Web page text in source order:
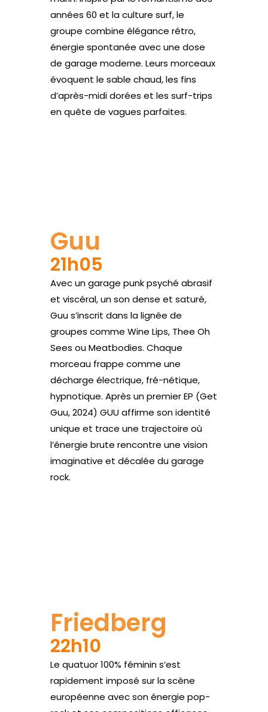
années 60 et la culture surf, le
groupe combine élégance rétro,
énergie spontanée avec une dose
de garage moderne. Leurs morceaux
évoquent le sable chaud, les fins
d’après-midi dorées et les surf-trips
en quête de vagues parfaites.
Guu
21h05
Avec un garage punk psyché abrasif
et viscéral, un son dense et saturé,
Guu s’inscrit dans la lignée de
groupes comme Wine Lips, Thee Oh
Sees ou Meatbodies. Chaque
morceau frappe comme une
décharge électrique, fré-nétique,
hypnotique. Après un premier EP (Get
Guu, 2024) GUU affirme son identité
unique et trace une trajectoire où
l’énergie brute rencontre une vision
imaginative et décalée du garage
rock.
Friedberg
22h10
Le quatuor 100% féminin s’est
rapidement imposé sur la scène
européenne avec son énergie pop-